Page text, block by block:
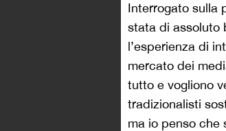
Interrogato sulla
stata di assoluto
l’esperienza di
mercato dei
tutto e vogliono
tradizionalisti
ma io penso che